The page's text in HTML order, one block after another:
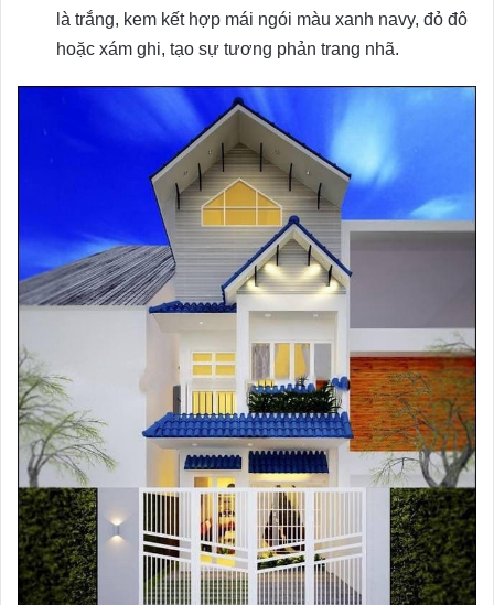
là trắng, kem kết hợp mái ngói màu xanh navy, đỏ đô
hoặc xám ghi, tạo sự tương phản trang nhã.